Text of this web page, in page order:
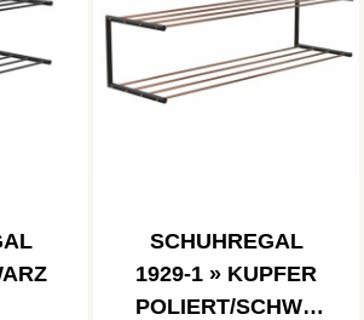
SCHUHREGAL
1929-1 » KUPFER
POLIERT/SCHWA